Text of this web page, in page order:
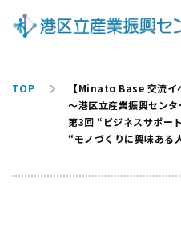
TOP
【Minato Base 交流イ
～港区立産業振興セン
第3回 “ビジネスサポー
“モノづくりに興味ある